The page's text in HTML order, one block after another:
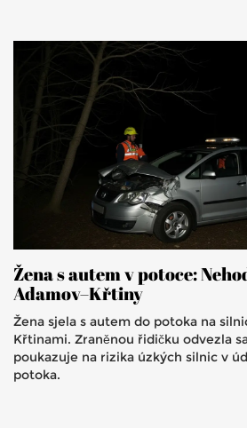
Žena s autem v potoce:
Adamov–Křtiny
Žena sjela s autem do potoka na
Křtinami. Zraněnou řidičku odvezla
poukazuje na rizika úzkých silnic v
potoka.